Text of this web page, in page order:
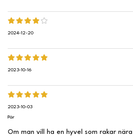
2024-12-20
2023-10-16
2023-10-03
Pär
Om man vill ha en hyvel som rakar